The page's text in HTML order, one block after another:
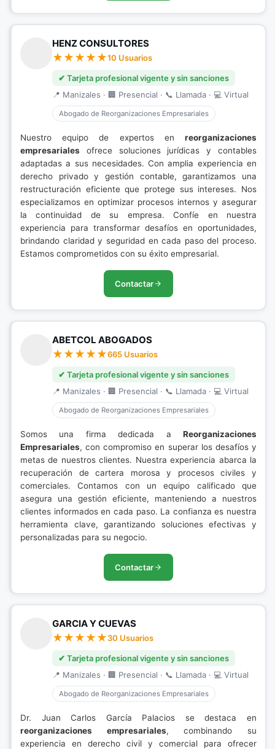
HENZ CONSULTORES
10 Usuarios
✔ Tarjeta profesional vigente y sin sanciones
📍 Manizales · 🏢 Presencial · 📞 Llamada · 💻 Virtual
Abogado de Reorganizaciones Empresariales
Nuestro equipo de expertos en reorganizaciones
empresariales ofrece soluciones jurídicas y contables
adaptadas a sus necesidades. Con amplia experiencia en
derecho privado y gestión contable, garantizamos una
restructuración eficiente que protege sus intereses. Nos
especializamos en optimizar procesos internos y asegurar
la continuidad de su empresa. Confíe en nuestra
experiencia para transformar desafíos en oportunidades,
brindando claridad y seguridad en cada paso del proceso.
Estamos comprometidos con su éxito empresarial.
Contactar
ABETCOL ABOGADOS
665 Usuarios
✔ Tarjeta profesional vigente y sin sanciones
📍 Manizales · 🏢 Presencial · 📞 Llamada · 💻 Virtual
Abogado de Reorganizaciones Empresariales
Somos una firma dedicada a Reorganizaciones
Empresariales, con compromiso en superar los desafíos y
metas de nuestros clientes. Nuestra experiencia abarca la
recuperación de cartera morosa y procesos civiles y
comerciales. Contamos con un equipo calificado que
asegura una gestión eficiente, manteniendo a nuestros
clientes informados en cada paso. La confianza es nuestra
herramienta clave, garantizando soluciones efectivas y
personalizadas para su negocio.
Contactar
GARCIA Y CUEVAS
30 Usuarios
✔ Tarjeta profesional vigente y sin sanciones
📍 Manizales · 🏢 Presencial · 📞 Llamada · 💻 Virtual
Abogado de Reorganizaciones Empresariales
Dr. Juan Carlos García Palacios se destaca en
reorganizaciones empresariales, combinando su
experiencia en derecho civil y comercial para ofrecer